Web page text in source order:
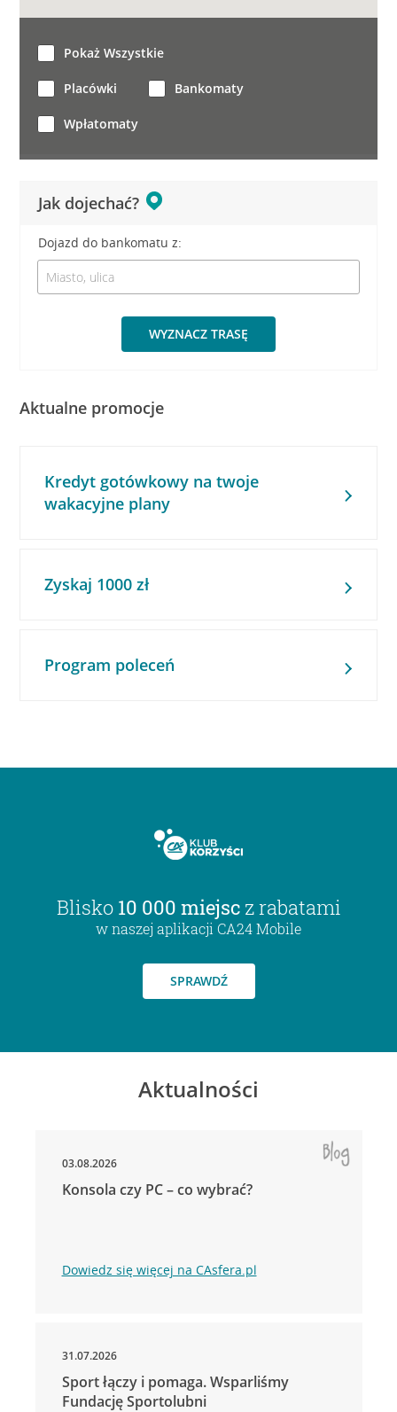
Jak dojechać?
Dojazd do bankomatu z:
WYZNACZ TRASĘ
Pokaż Wszystkie
Placówki Bankomaty
Wpłatomaty
Aktualne promocje
Kredyt gotówkowy na twoje
wakacyjne plany
Zyskaj 1000 zł
Program poleceń
Blisko 10 000 miejsc z rabatami
w naszej aplikacji CA24 Mobile
SPRAWDŹ
Aktualności
03.08.2026
Konsola czy PC – co wybrać?
Dowiedz się więcej na CAsfera.pl
31.07.2026
Sport łączy i pomaga. Wsparliśmy
Fundację Sportolubni